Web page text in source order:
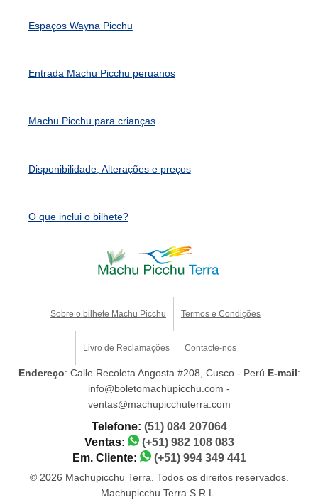
Espaços Wayna Picchu
Entrada Machu Picchu peruanos
Machu Picchu para crianças
Disponibilidade, Alterações e preços
O que inclui o bilhete?
Sobre o bilhete Machu Picchu Termos e Condições
Livro de Reclamações Contacte-nos
Endereço: Calle Recoleta Angosta #208, Cusco - Perú E-mail:
info@boletomachupicchu.com -
ventas@machupicchuterra.com
Telefone: (51) 084 207064
Ventas:
(+51) 982 108 083
Em. Cliente:
(+51) 994 349 441
© 2026 Machupicchu Terra. Todos os direitos reservados.
Machupicchu Terra S.R.L.